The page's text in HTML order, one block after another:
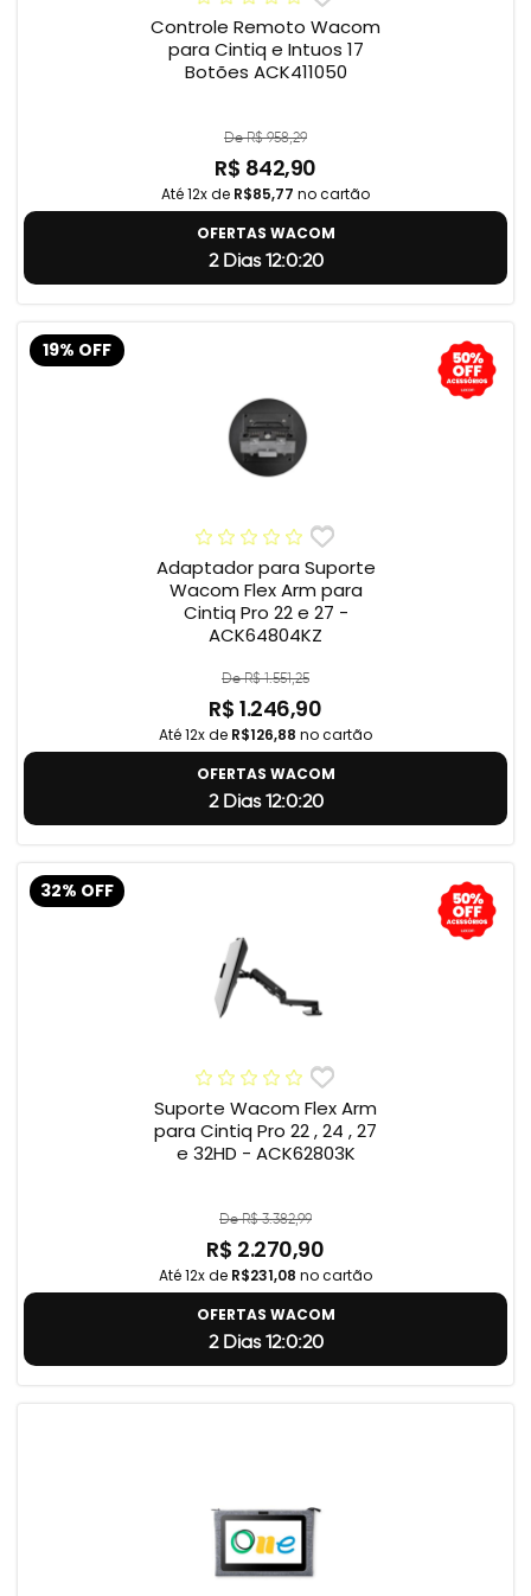
Controle Remoto Wacom
para Cintiq e Intuos 17
Botões ACK411050
De R$ 958,29
R$ 842,90
Até 12x de R$85,77 no cartão
OFERTAS WACOM
2 Dias 12:0:19
19% OFF
Adaptador para Suporte
Wacom Flex Arm para
Cintiq Pro 22 e 27 -
ACK64804KZ
De R$ 1.551,25
R$ 1.246,90
Até 12x de R$126,88 no cartão
OFERTAS WACOM
2 Dias 12:0:19
32% OFF
Suporte Wacom Flex Arm
para Cintiq Pro 22 , 24 , 27
e 32HD - ACK62803K
De R$ 3.382,99
R$ 2.270,90
Até 12x de R$231,08 no cartão
OFERTAS WACOM
2 Dias 12:0:19